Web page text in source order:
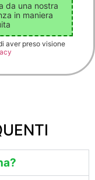
da una nostra
in maniera
aver preso visione